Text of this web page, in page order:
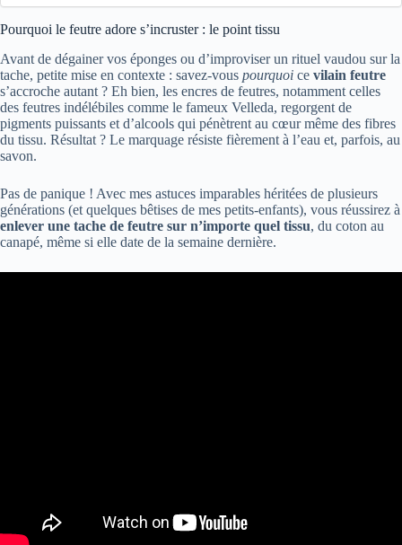
Pourquoi le feutre adore s’incruster : le point tissu
Avant de dégainer vos éponges ou d’improviser un rituel vaudou sur la
tache, petite mise en contexte : savez-vous pourquoi ce vilain feutre
s’accroche autant ? Eh bien, les encres de feutres, notamment celles
des feutres indélébiles comme le fameux Velleda, regorgent de
pigments puissants et d’alcools qui pénètrent au cœur même des fibres
du tissu. Résultat ? Le marquage résiste fièrement à l’eau et, parfois, au
savon.
Pas de panique ! Avec mes astuces imparables héritées de plusieurs
générations (et quelques bêtises de mes petits-enfants), vous réussirez à
enlever une tache de feutre sur n’importe quel tissu, du coton au
canapé, même si elle date de la semaine dernière.